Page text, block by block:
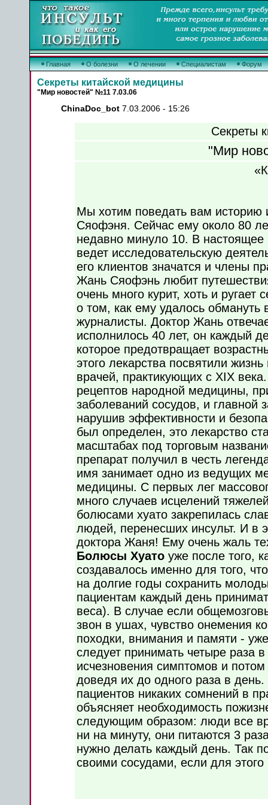
Главная О болезни О лечении Специалистам Форум
Секреты китайской медицины
"Мир новостей" №11 7.03.06
ChinaDoc_bot 7.03.2006 - 15:26
Секреты
"Мир
Мы хотим поведать вам историю
Сяофэня. Сейчас ему около 80
недавно минуло 10. В
ведет исследовательскую
его клиентов значатся и члены
Жань Сяофэнь любит
очень много курит, хоть и
о том, как ему удалось обмануть
журналисты. Доктор Жань
исполнилось 40 лет, он каждый
которое предотвращает
этого лекарства посвятили
врачей, практикующих с XIX
рецептов народной медицины,
заболеваний сосудов, и главной
нарушив эффективности и
был определен, это лекарство
масштабах под торговым
препарат получил в честь
имя занимает одно из ведущих
медицины. С первых лег
много случаев исцелений
болюсами хуато закрепилась
людей, перенесших инсульт. И в
доктора Жаня! Ему очень жаль
Болюсы Хуато уже после того,
создавалось именно для того,
на долгие годы сохранить
пациентам каждый день
веса). В случае если
звон в ушах, чувство онемения
походки, внимания и памяти -
следует принимать четыре раза
исчезновения симптомов и
доведя их до одного раза в
пациентов никаких сомнений в
объясняет необходимость
следующим образом: люди все
ни на минуту, они питаются 3
нужно делать каждый день. Так
своими сосудами, если для